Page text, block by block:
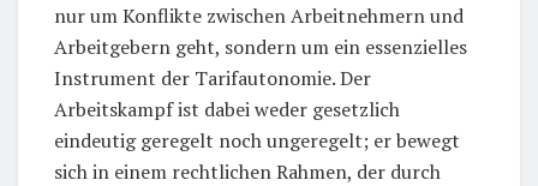
nur um Konflikte zwischen Arbeitnehmern und
Arbeitgebern geht, sondern um ein essenzielles
Instrument der Tarifautonomie. Der
Arbeitskampf ist dabei weder gesetzlich
eindeutig geregelt noch ungeregelt; er bewegt
sich in einem rechtlichen Rahmen, der durch